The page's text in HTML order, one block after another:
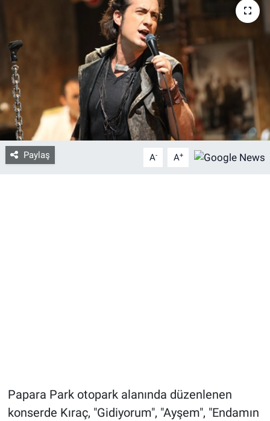
Paylaş A- A+
Papara Park otopark alanında düzenlenen
konserde Kıraç, "Gidiyorum", "Ayşem", "Endamın
RESMİ İLANLAR
Bize ulaşın
İletişim/Künye
Yaşam